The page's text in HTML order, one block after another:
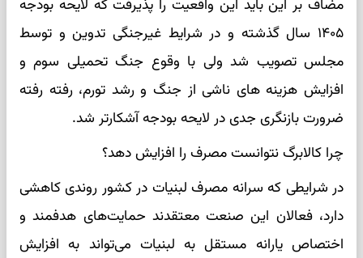
مضاف بر این باید این واقعیت را پذیرفت که لایحه بودجه
۱۴۰۵ سال گذشته و در شرایط غیرجنگی تدوین و توسط
مجلس تصویب شد ولی با وقوع جنگ‌ تحمیلی سوم و
افزایش هزینه های ناشی از جنگ و رشد تورم، رفته رفته
ضرورت بازنگری جدی در لایحه بودجه آشکارتر شد.
چرا کالابرگ نتوانست مصرف را افزایش دهد؟
در شرایطی که سرانه مصرف لبنیات در کشور روندی کاهشی
دارد، فعالان این صنعت معتقدند حمایت‌های هدفمند و
اختصاص یارانه مستقل به لبنیات می‌تواند به افزایش